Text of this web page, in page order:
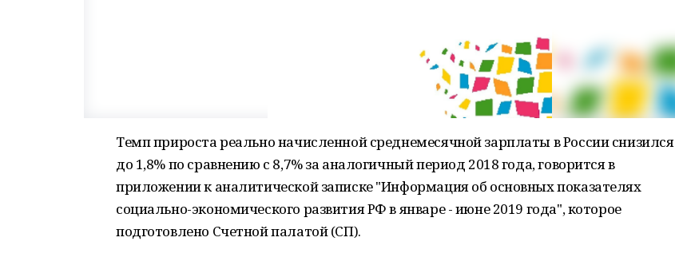
Темп прироста реально начисленной среднемесячной зарплаты в России снизился
до 1,8% по сравнению с 8,7% за аналогичный период 2018 года, говорится в
приложении к аналитической записке "Информация об основных показателях
социально-экономического развития РФ в январе - июне 2019 года", которое
подготовлено Счетной палатой (СП).